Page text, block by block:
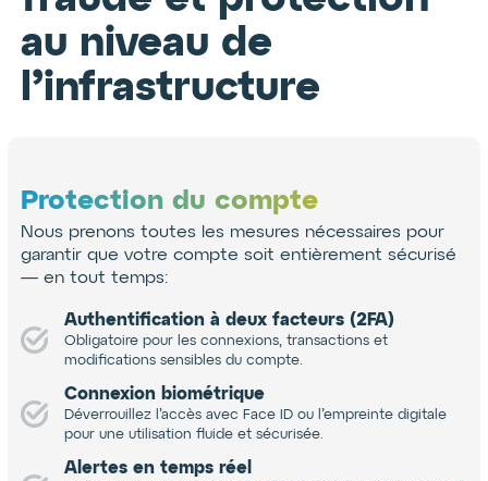
au niveau de
l’infrastructure
Protection du compte
Nous prenons toutes les mesures nécessaires pour
garantir que votre compte soit entièrement sécurisé
— en tout temps:
Authentification à deux facteurs (2FA)
Obligatoire pour les connexions, transactions et
modifications sensibles du compte.
Connexion biométrique
Déverrouillez l’accès avec Face ID ou l’empreinte digitale
pour une utilisation fluide et sécurisée.
Alertes en temps réel